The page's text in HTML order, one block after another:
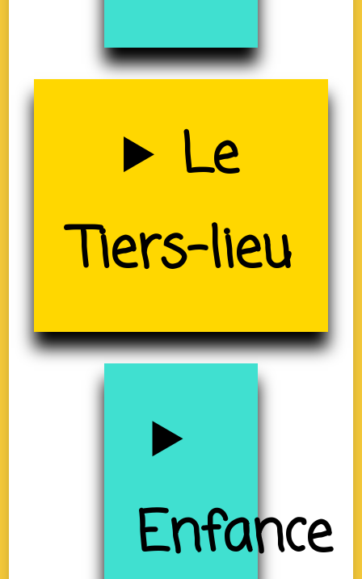
Uzerche
(19)
Le
Tiers-lieu
Enfance